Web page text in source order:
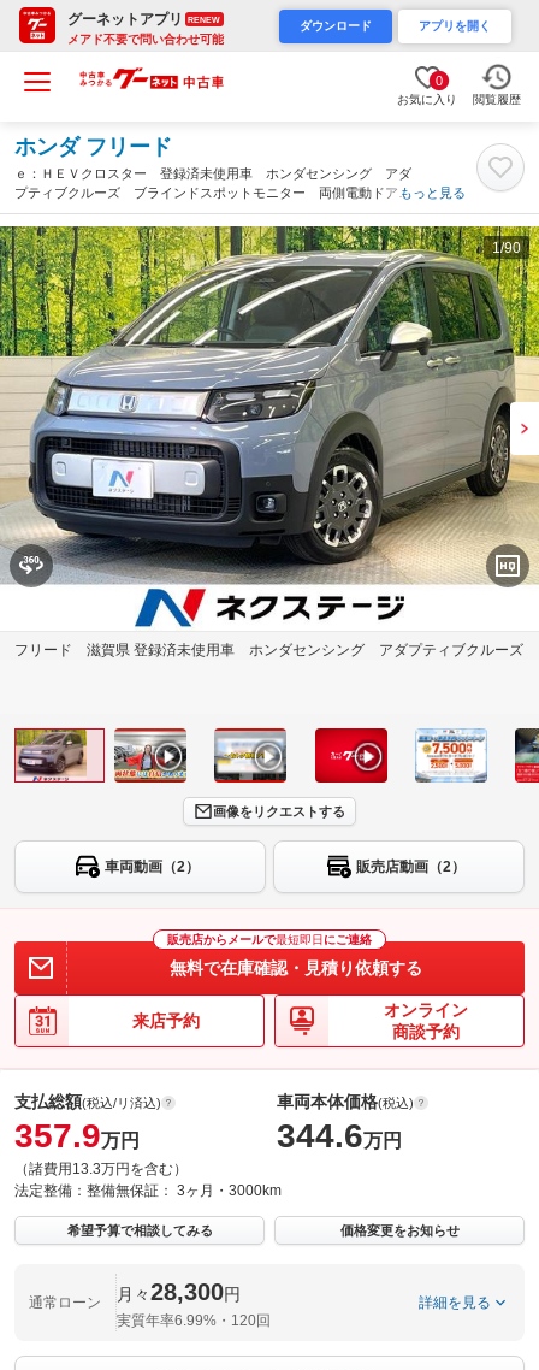
グーネットアプリ RENEW
メアド不要で問い合わせ可能
ダウンロード アプリを開く
0
お気に入り 閲覧履歴
ホンダ フリード
ｅ：ＨＥＶクロスター 登録済未使用車 ホンダセンシング アダ
プティブクルーズ ブラインドスポットモニター 両側電動ドア
シートヒーター ハーフレザー 純正１５インチアルミ ＬＥＤヘ
ッド オートハイビーム（滋賀県）
もっと見る
1/90
フリード 滋賀県 登録済未使用車 ホンダセンシング アダプティブクルーズ
画像をリクエストする
車両動画（2） 販売店動画（2）
販売店からメールで最短即日 にご連絡
無料で在庫確認・見積り依頼する
来店予約
オンライン
商談予約
支払総額(税込/リ済込)
357.9万円
（諸費用13.3万円を含む）
車両本体価格(税込)
344.6万円
法定整備： 整備無保証： 3ヶ月・3000km
希望予算で相談してみる 価格変更をお知らせ
通常ローン 月々28,300円
実質年率6.99%・120回
詳細を見る